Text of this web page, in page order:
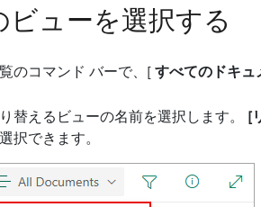
ビューを選択する
のコマンド バーで、[すべてのドキ
替えるビューの名前を選択します。 [
択できます。